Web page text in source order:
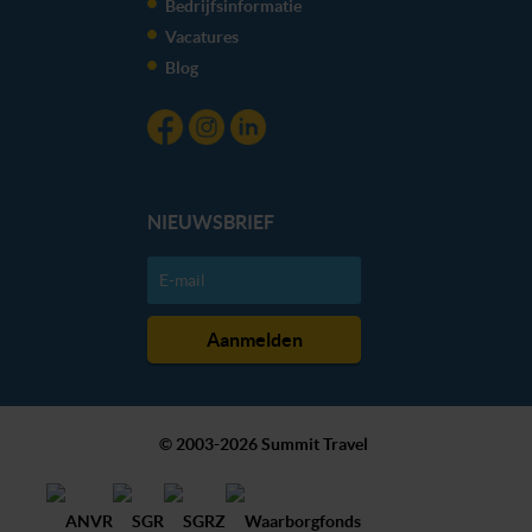
Bedrijfsinformatie
Vacatures
Blog
NIEUWSBRIEF
© 2003-2026 Summit Travel